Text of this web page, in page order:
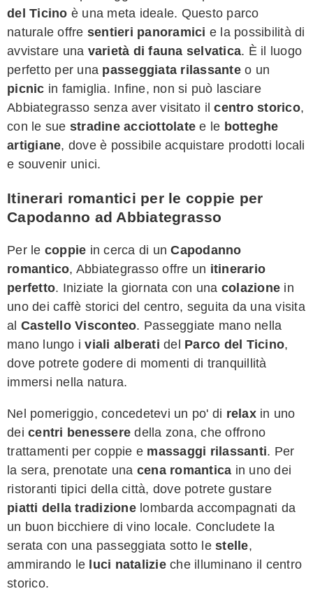
del Ticino è una meta ideale. Questo parco
naturale offre sentieri panoramici e la possibilità di
avvistare una varietà di fauna selvatica. È il luogo
perfetto per una passeggiata rilassanteo un
picnic in famiglia. Infine, non si può lasciare
Abbiategrasso senza aver visitato ilcentro storico,
con le sue stradine acciottolate e le botteghe
artigiane, dove è possibile acquistare prodotti locali
e souvenir unici.
Itinerari romantici per le coppie per
Capodanno ad Abbiategrasso
Per le coppie in cerca di unCapodanno
romantico, Abbiategrasso offre un itinerario
perfetto. Iniziate la giornata con una colazione in
uno dei caffè storici del centro, seguita da una visita
al Castello Visconteo. Passeggiate mano nella
mano lungo iviali alberati del Parco del Ticino,
dove potrete godere di momenti di tranquillità
immersi nella natura.
Nel pomeriggio, concedetevi un po' di relaxin uno
dei centri benessere della zona, che offrono
trattamenti per coppie e massaggi rilassanti. Per
la sera, prenotate una cena romantica in uno dei
ristoranti tipici della città, dove potrete gustare
piatti della tradizionelombarda accompagnati da
un buon bicchiere di vino locale. Concludete la
serata con una passeggiata sotto le stelle,
ammirando le luci natalizieche illuminano il centro
storico.